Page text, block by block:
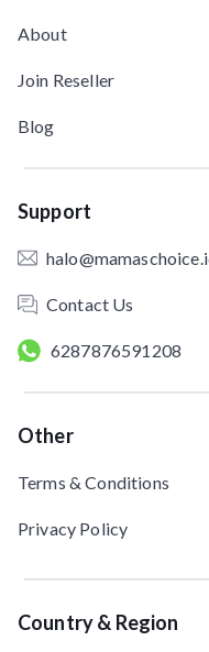
About
Join Reseller
Blog
Support
Contact Us
6287876591208
Other
Terms & Conditions
Privacy Policy
Country & Region